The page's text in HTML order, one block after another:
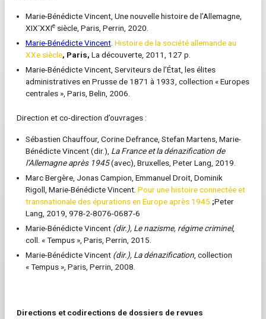
Marie-Bénédicte Vincent, Une nouvelle histoire de l’Allemagne,
XIX-XXIe siècle, Paris, Perrin, 2020.
Marie-Bénédicte Vincent Histoire de la société allemande au
XXe siècle, Paris, La découverte, 2011, 127 p.
Marie-Bénédicte Vincent, Serviteurs de l’État, les élites
administratives en Prusse de 1871 à 1933, collection « Europes
centrales », Paris, Belin, 2006.
Direction et co-direction d’ouvrages :
Sébastien Chauffour, Corine Defrance, Stefan Martens, Marie-
Bénédicte Vincent (dir.), La France et la dénazification de
l’Allemagne après 1945(avec), Bruxelles, Peter Lang, 2019.
Marc Bergère, Jonas Campion, Emmanuel Droit, Dominik
Rigoll, Marie-Bénédicte Vincent. Pour une histoire connectée et
transnationale des épurations en Europe après 1945 ;Peter
Lang, 2019, 978-2-8076-0687-6
Marie-Bénédicte Vincent (dir.), Le nazisme, régime criminel,
coll. « Tempus », Paris, Perrin, 2015.
Marie-Bénédicte Vincent (dir.), La dénazification , collection
« Tempus », Paris, Perrin, 2008.
Directions et codirections de dossiers de revues